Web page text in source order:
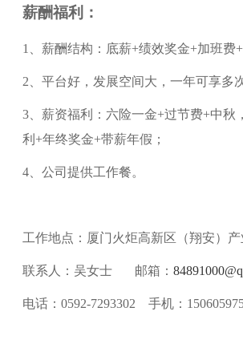
薪酬福利：
1 薪酬结构：底薪+绩效奖金+加班费
2 平台好，发展空间大，一年可享多
3、 薪资福利：六险一金+过节费+中秋
利+年终奖金+带薪年假 ；
4、 公司提供工作餐。
工作地点：厦门火炬高新区（翔安）
联系人： 吴女士 邮箱：
电话： 0592-7293302 手机：